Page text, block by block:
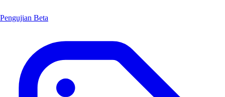
Pengujian Beta